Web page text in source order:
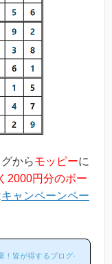
からモッピーに
2000円分のボー
キャンペーンペー
！皆が得するブログ-